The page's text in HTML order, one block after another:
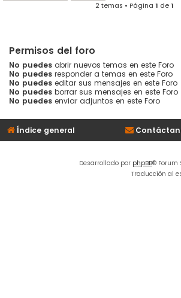
2 temas • Página 1 de1
Permisos del foro
No puedes abrir nuevos temas en este Foro
No puedes responder a temas en este Foro
No puedes editar sus mensajes en este Foro
No puedes borrar sus mensajes en este Foro
No puedes enviar adjuntos en este Foro
Índice general
Desarrollado por phpBB® Forum
Traducción al